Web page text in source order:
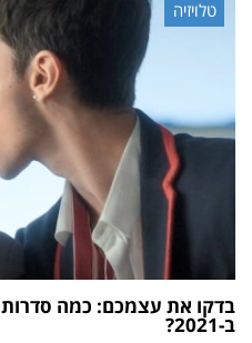
טלויזיה
בדקו את עצמכם: כמה
ב-2021?